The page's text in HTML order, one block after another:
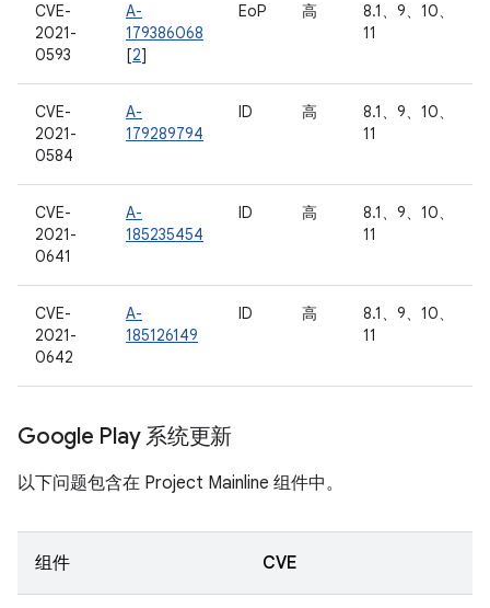
CVE-
2021-
0593
A-
179386068
[2]
EoP 高
8.1、9、10、
11
CVE-
2021-
0584
A-
179289794
ID 高
8.1、9、10、
11
CVE-
2021-
0641
A-
185235454
ID 高
8.1、9、10、
11
CVE-
2021-
0642
A-
185126149
ID 高
8.1、9、10、
11
Google Play 系统更新
以下问题包含在 Project Mainline 组件中。
组件 CVE